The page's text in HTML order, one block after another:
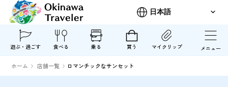
遊ぶ・過ごす 食べる 乗る 買う マイクリップ メニュー
ホーム 店舗一覧 ロマンチックなサンセット